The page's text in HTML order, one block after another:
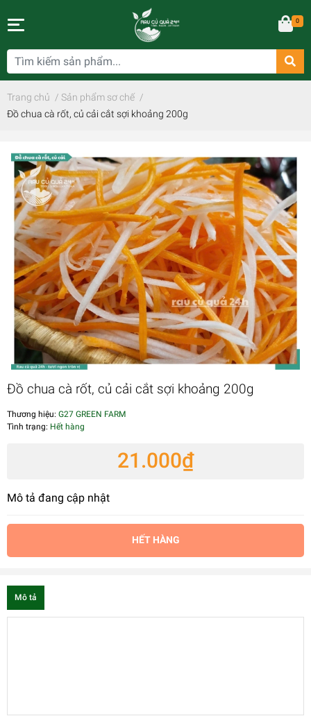
0
Trang chủ / Sản phẩm sơ chế /
Đồ chua cà rốt, củ cải cắt sợi khoảng 200g
Đồ chua cà rốt, củ cải cắt sợi khoảng 200g
Thương hiệu: G27 GREEN FARM
Tình trạng: Hết hàng
21.000₫
Mô tả đang cập nhật
HẾT HÀNG
Mô tả